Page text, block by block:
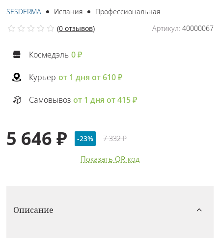
SESDERMA Испания
Профессиональная
Артикул:40000067
(0 отзывов)
Космедэль 0 ₽
Курьер от 1 дня от 610 ₽
Самовывоз от 1 дня от 415 ₽
5 646 ₽ -23% 7 332 ₽
Показать QR-код
Описание